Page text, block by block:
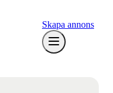
Skapa annons